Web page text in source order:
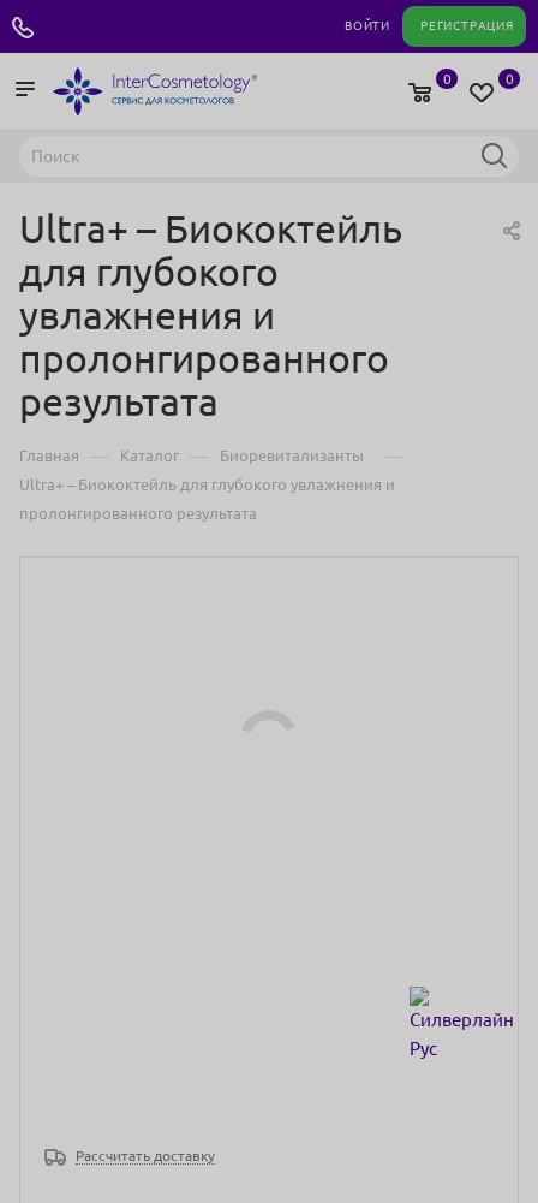
ВОЙТИ РЕГИСТРАЦИЯ
0
0
Ultra+ – Биококтейль
для глубокого
увлажнения и
пролонгированного
результата
Главная — Каталог — Биоревитализанты —
Ultra+ – Биококтейль для глубокого увлажнения и
пролонгированного результата
Рассчитать доставку